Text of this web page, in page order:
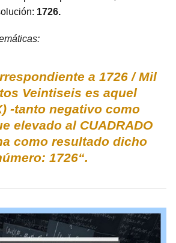
1726.
a 1726 / Mil
Veintiseis es aquel
-tanto negativo como
elevado al CUADRADO
como resultado dicho
1726“.